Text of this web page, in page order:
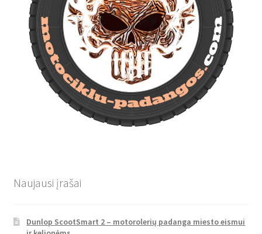
Naujausi įrašai
Dunlop ScootSmart 2 – motorolerių padanga miesto eismui